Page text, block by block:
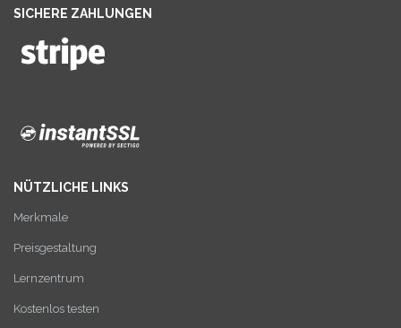
SICHERE ZAHLUNGEN
NÜTZLICHE LINKS
Merkmale
Preisgestaltung
Lernzentrum
Kostenlos testen